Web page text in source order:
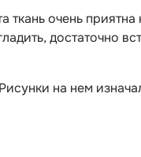
очень
достаточно
на нем